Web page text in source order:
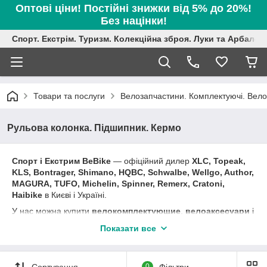
Оптові ціни! Постійні знижки від 5% до 20%!
Без націнки!
Спорт. Екстрім. Туризм. Колекційна зброя. Луки та
Товари та послуги Велозапчастини. Комплектуючі.
Рульова колонка. Підшипник. Кермо
Спорт і Екстрим BeBike ― офіційний дилер XLC, Topeak,
KLS, Bontrager, Shimano, HQBC, Schwalbe, Wellgo, Author,
MAGURA, TUFO, Michelin, Spinner, Remerx, Cratoni,
Haibike в Києві і Україні.
У нас можна купити велокомплектующие велоаксесуари і
перекидки, задній перемикач передній перемикач, касети,
шатуни, системи, набір шестерень, моноблоки, шифтери,
Показати все